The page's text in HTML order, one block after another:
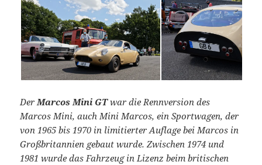
DerMarcos Mini GTwar die Rennversion des
Marcos Mini, auch Mini Marcos, ein Sportwagen, der
von 1965 bis 1970 in limitierter Auflage bei Marcos in
Großbritannien gebaut wurde. Zwischen 1974 und
1981 wurde das Fahrzeug in Lizenz beim britischen